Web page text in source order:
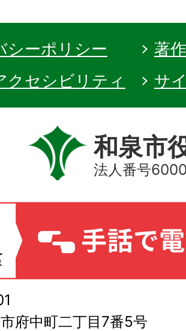
シーポリシー
著
クセシビリティ
サ
和泉市
法人番号
府中町二丁目7番5号